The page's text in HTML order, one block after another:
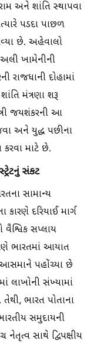
અને શાંતિ સ્થાપવા
પડદા પાછળ
છે. અહેવાલો
ખામેનીની
રાજધાની દોહામાં
મંત્રણા શરૂ
જયશંકરની આ
અને યુદ્ધ પછીના
માટે છે.
સંકટ
સામાન્ય
કારણે દરિયાઈ માર્ગ
વૈશ્વિક સપ્લાય
ભારતમાં આયાત
પહોંચ્યા છે
લાખોની સંખ્યામાં
ભારત પોતાના
સમુદાયની
નેતૃત્વ સાથે દ્વિપક્ષીય